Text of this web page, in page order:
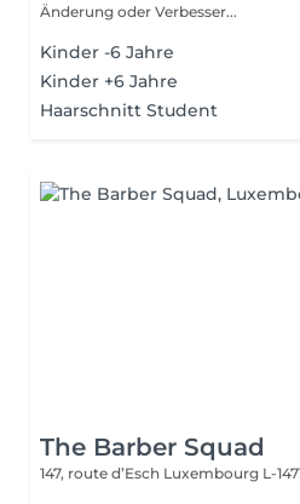
Änderung oder Verbesser...
Kinder -6 Jahre
Kinder +6 Jahre
Haarschnitt Student
The Barber Squad
147, route d’Esch Luxembourg L-